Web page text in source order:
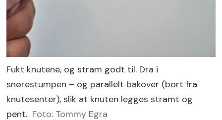
Fukt knutene, og stram godt til. Dra i
snørestumpen – og parallelt bakover (bort fra
knutesenter), slik at knuten legges stramt og
pent. Foto: Tommy Egra